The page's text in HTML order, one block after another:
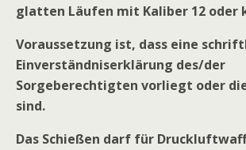
glatten Läufen mit Kaliber 12 oder
Voraussetzung ist, dass eine
Einverständniserklärung des/der
Sorgeberechtigten vorliegt oder
sind.
Das Schießen darf für